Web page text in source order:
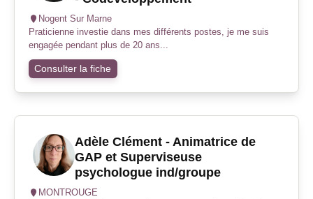
Nogent Sur Marne
Praticienne investie dans mes différents postes, je me suis
engagée pendant plus de 20 ans...
Consulter la fiche
Adèle Clément - Animatrice de
GAP et Superviseuse
psychologue ind/groupe
MONTROUGE